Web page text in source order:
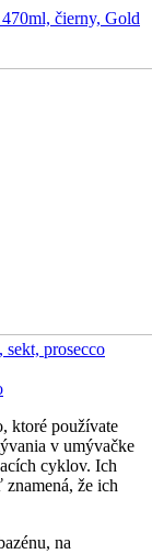
čierny, Gold
sekt, prosecco
ktoré používate
v umývačke
cyklov. Ich
že ich
na